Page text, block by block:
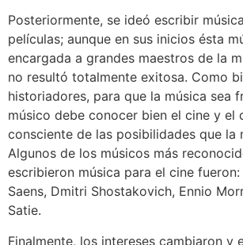
Posteriormente, se ideó escribir
películas; aunque en sus inicios ésta
encargada a grandes maestros de la
no resultó totalmente exitosa. Como
historiadores, para que la música sea
músico debe conocer bien el cine y el
consciente de las posibilidades que la
Algunos de los músicos más
escribieron música para el cine
Saens, Dmitri Shostakovich, Ennio
Satie.
Finalmente, los intereses cambiaron y